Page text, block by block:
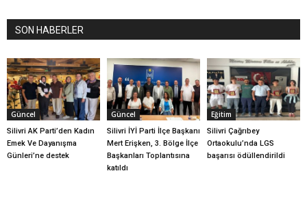
SON HABERLER
Güncel
Silivri AK Parti’den Kadın
Emek Ve Dayanışma
Günleri’ne destek
Güncel
Silivri İYİ Parti İlçe Başkanı
Mert Erişken, 3. Bölge İlçe
Başkanları Toplantısına
katıldı
Eğitim
Silivri Çağrıbey
Ortaokulu’nda LGS
başarısı ödüllendirildi